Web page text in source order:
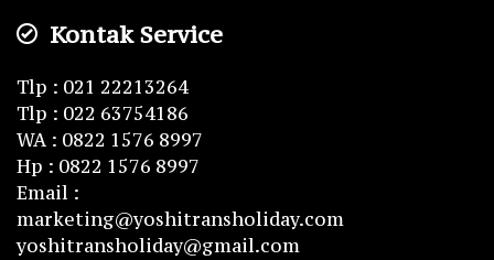
Kontak Service
Tlp : 021 22213264
Tlp : 022 63754186
WA : 0822 1576 8997
Hp : 0822 1576 8997
Email :
marketing@yoshitransholiday.com
yoshitransholiday@gmail.com